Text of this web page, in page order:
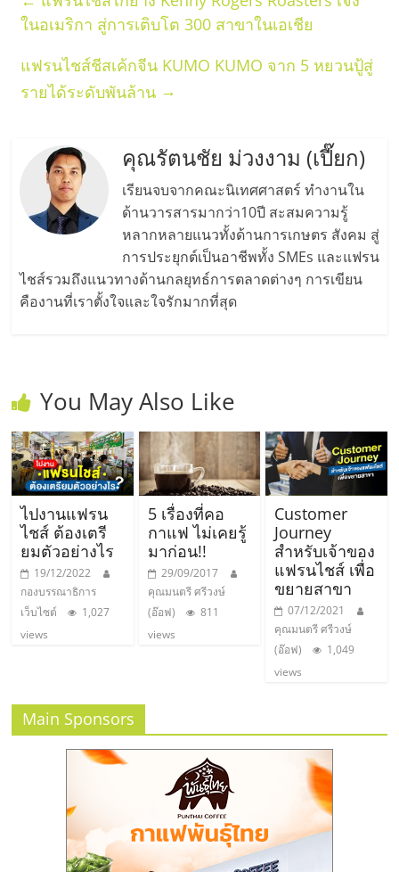
ในอเมริกา สู่การเติบโต 300 สาขาในเอเชีย
แฟรนไชส์ชีสเค้กจีน KUMO KUMO จาก 5 หยวนปู้สู่
รายได้ระดับพันล้าน →
คุณรัตนชัย ม่วงงาม (เปี๊ยก)
เรียนจบจากคณะนิเทศศาสตร์ ทำงานใน
ด้านวารสารมากว่า10ปี สะสมความรู้
หลากหลายแนวทั้งด้านการเกษตร สังคม สู่
การประยุกต์เป็นอาชีพทั้ง SMEs และแฟรน
ไชส์รวมถึงแนวทางด้านกลยุทธ์การตลาดต่างๆ การเขียน
คืองานที่เราตั้งใจและใจรักมากที่สุด
You May Also Like
ไปงานแฟรน
ไชส์ ต้องเตรี
ยมตัวอย่างไร
19/12/2022
กองบรรณาธิการ
เว็บไซต์
1,027
views
5 เรื่องที่คอ
กาแฟ ไม่เคยรู้
มาก่อน!!
29/09/2017
คุณมนตรี ศรีวงษ์
(อ๊อฟ)
811
views
Customer
Journey
สำหรับเจ้าของ
แฟรนไชส์ เพื่อ
ขยายสาขา
07/12/2021
คุณมนตรี ศรีวงษ์
(อ๊อฟ)
1,049
views
Main Sponsors